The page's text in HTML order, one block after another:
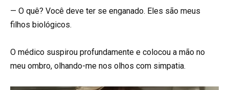
— O quê? Você deve ter se enganado. Eles são meus
filhos biológicos.
O médico suspirou profundamente e colocou a mão no
meu ombro, olhando-me nos olhos com simpatia.